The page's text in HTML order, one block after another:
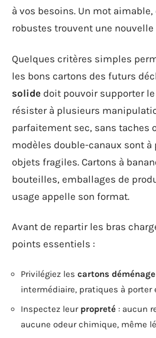
à vos besoins. Un mot
robustes trouvent une
Quelques critères simples
les bons cartons des futurs
solide doit pouvoir supporter
résister à plusieurs
parfaitement sec, sans taches
modèles double-canaux sont
objets fragiles. Cartons à
bouteilles, emballages de
usage appelle son format.
Avant de repartir les bras
points essentiels :
Privilégiez les cartons
intermédiaire, pratiques à porter
Inspectez leur propreté : aucun
aucune odeur chimique, même